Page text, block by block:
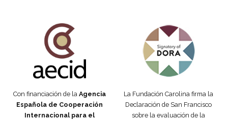
Con financiación de la Agencia
Española de Cooperación
Internacional para el
La Fundación Carolina firma la
Declaración de San Francisco
sobre la evaluación de la